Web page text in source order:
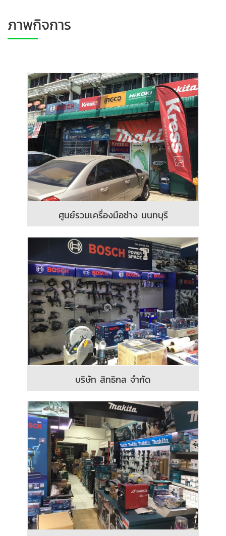
ภาพกิจการ
ศูนย์รวมเครื่องมือช่าง นนทบุรี
บริษัท สิทธิกล จำกัด